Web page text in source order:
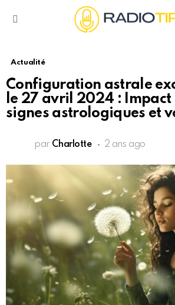
Actualité
Configuration astrale
le 27 avril 2024 : Impact
signes astrologiques et
par Charlotte 2 ans ago